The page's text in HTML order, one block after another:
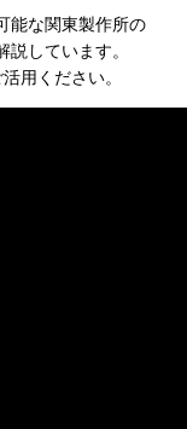
能な関東製作所の
しています。
用ください。